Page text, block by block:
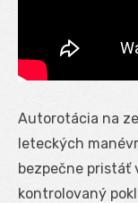
Autorotácia na
leteckých
bezpečne pristáť
kontrolovaný